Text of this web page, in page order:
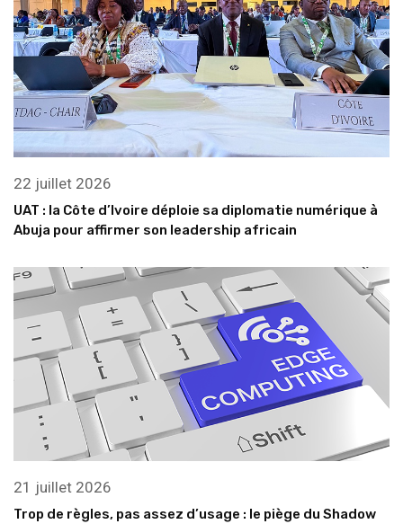
22 juillet 2026
UAT : la Côte d’Ivoire déploie sa diplomatie numérique à
Abuja pour affirmer son leadership africain
21 juillet 2026
Trop de règles, pas assez d’usage : le piège du Shadow